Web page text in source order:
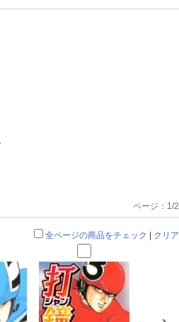
ページ：1/2
全ページの商品をチェック | クリア